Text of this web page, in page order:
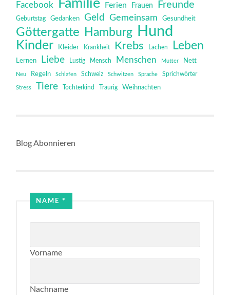
Facebook Familie Ferien Frauen Freunde
Geburtstag Gedanken Geld Gemeinsam Gesundheit
Göttergatte Hamburg Hund
Kinder Kleider Krankheit Krebs Lachen Leben
Lernen Liebe Lustig Mensch Menschen Mutter Nett
Neu Regeln Schlafen Schweiz Schwitzen Sprache Sprichwörter
Stress Tiere Tochterkind Traurig Weihnachten
Blog Abonnieren
NAME*
Vorname
Nachname